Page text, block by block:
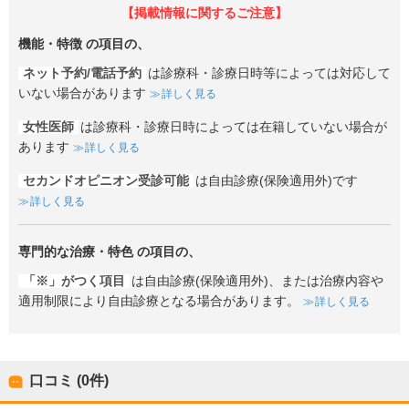
【掲載情報に関するご注意】
機能・特徴 の項目の、
ネット予約/電話予約 は診療科・診療日時等によっては対応して
いない場合があります
詳しく見る
女性医師 は診療科・診療日時によっては在籍していない場合が
あります
詳しく見る
セカンドオピニオン受診可能 は自由診療(保険適用外)です
詳しく見る
専門的な治療・特色の項目の、
「※」がつく項目
は自由診療(保険適用外)、または治療内容や
適用制限により自由診療となる場合があります。
詳しく見る
口コミ (0件)